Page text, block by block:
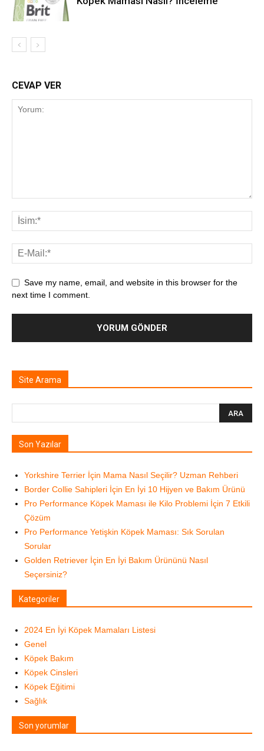
CEVAP VER
Save my name, email, and website in this browser for the
next time I comment.
Site Arama
Son Yazılar
Yorkshire Terrier İçin Mama Nasıl Seçilir? Uzman Rehberi
Border Collie Sahipleri İçin En İyi 10 Hijyen ve Bakım Ürünü
Pro Performance Köpek Maması ile Kilo Problemi İçin 7 Etkili
Çözüm
Pro Performance Yetişkin Köpek Maması: Sık Sorulan
Sorular
Golden Retriever İçin En İyi Bakım Ürününü Nasıl
Seçersiniz?
Kategoriler
2024 En İyi Köpek Mamaları Listesi
Genel
Köpek Bakım
Köpek Cinsleri
Köpek Eğitimi
Sağlık
Son yorumlar